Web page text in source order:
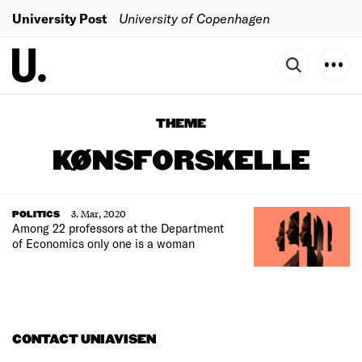
University Post University of Copenhagen
THEME
KØNSFORSKELLE
POLITICS
3. Mar, 2020
Among 22 professors at the Department
of Economics only one is a woman
CONTACT UNIAVISEN